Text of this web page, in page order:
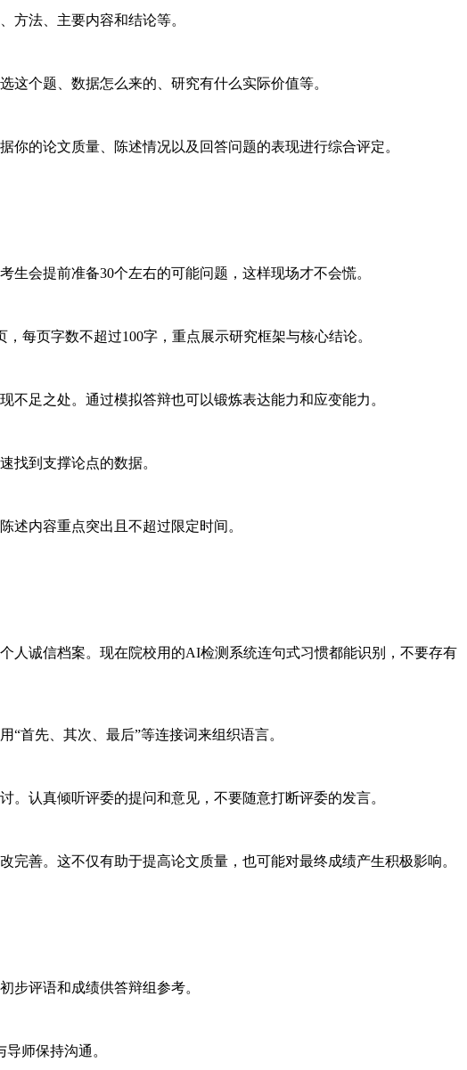
法、主要内容和结论等。
个题、数据怎么来的、研究有什么实际价值等。
的论文质量、陈述情况以及回答问题的表现进行综合评定。
会提前准备30个左右的可能问题，这样现场才不会慌。
每页字数不超过100字，重点展示研究框架与核心结论。
足之处。通过模拟答辩也可以锻炼表达能力和应变能力。
到支撑论点的数据。
内容重点突出且不超过限定时间。
诚信档案。现在院校用的AI检测系统连句式习惯都能识别，不要存有
首先、其次、最后”等连接词来组织语言。
认真倾听评委的提问和意见，不要随意打断评委的发言。
善。这不仅有助于提高论文质量，也可能对最终成绩产生积极影响。
评语和成绩供答辩组参考。
师保持沟通。